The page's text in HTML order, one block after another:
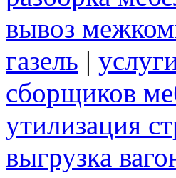
вывоз
газель |
сборщиков
утилизация
выгрузка